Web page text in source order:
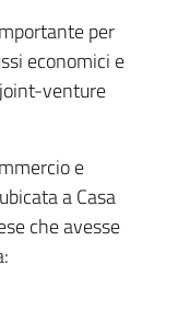
per
economici e
venture
e
a Casa
che avesse